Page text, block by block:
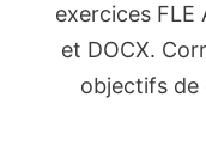
exercices FLE
et DOCX.
objectifs de